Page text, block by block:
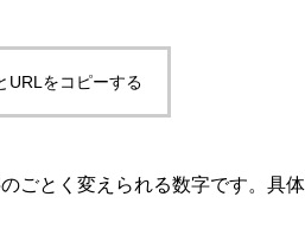
URLをコピーする
ごとく変えられる数字です。具